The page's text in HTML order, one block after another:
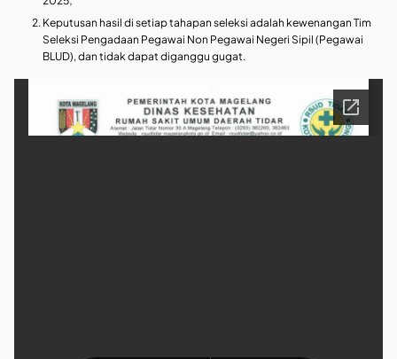
Keputusan hasil di setiap tahapan seleksi adalah kewenangan Tim
Seleksi Pengadaan Pegawai Non Pegawai Negeri Sipil (Pegawai
BLUD), dan tidak dapat diganggu gugat.